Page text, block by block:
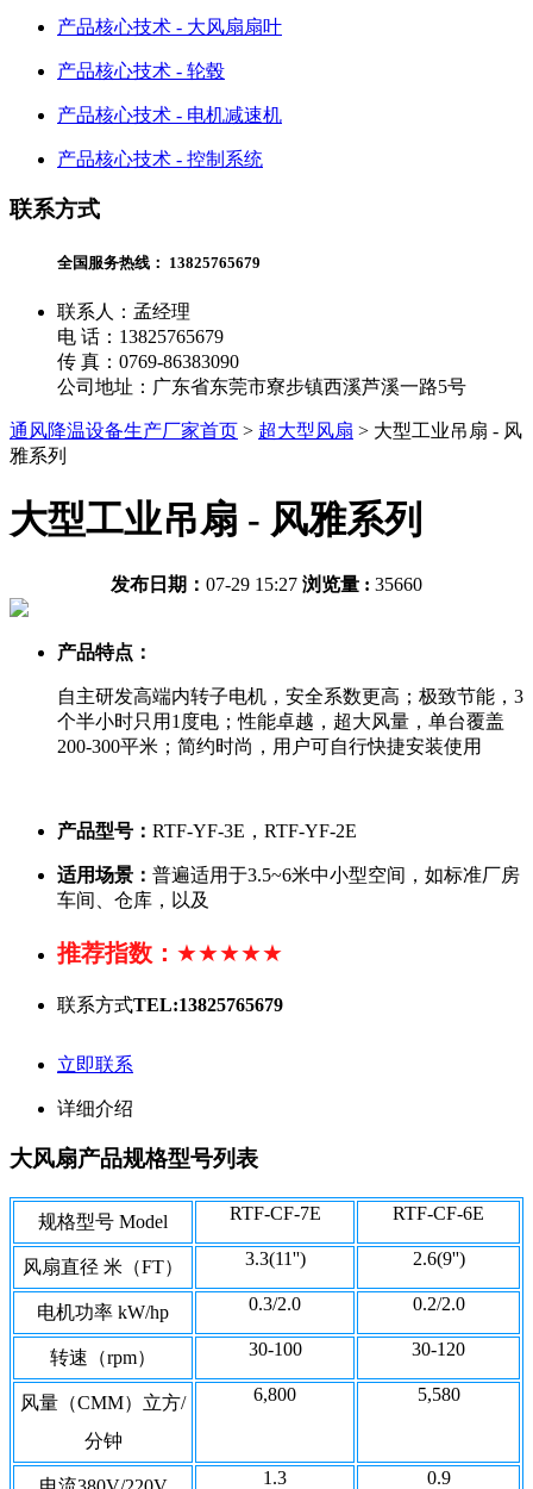
产品核心技术 - 大风扇扇叶
产品核心技术 - 轮毂
产品核心技术 - 电机减速机
产品核心技术 - 控制系统
联系方式
全国服务热线： 13825765679
联系人：孟经理
电 话：13825765679
传 真：0769-86383090
公司地址：广东省东莞市寮步镇西溪芦溪一路5号
通风降温设备生产厂家首页 > 超大型风扇 > 大型工业吊扇 - 风
雅系列
大型工业吊扇 - 风雅系列
发布日期： 07-29 15:27 浏览量 : 35660
产品特点：
自主研发高端内转子电机，安全系数更高；极致节能，3
个半小时只用1度电；性能卓越，超大风量，单台覆盖
200-300平米；简约时尚，用户可自行快捷安装使用
产品型号： RTF-YF-3E，RTF-YF-2E
适用场景： 普遍适用于3.5~6米中小型空间，如标准厂房
车间、仓库，以及
推荐指数： ★★★★★
联系方式TEL:13825765679
立即联系
详细介绍
大风扇产品规格型号列表
规格型号 Model RTF-CF-7E RTF-CF-6E
风扇直径 米（FT） 3.3(11'') 2.6(9'')
电机功率 kW/hp 0.3/2.0 0.2/2.0
转速（rpm） 30-100 30-120
风量（CMM）立方/
分钟
6,800 5,580
1.3 0.9